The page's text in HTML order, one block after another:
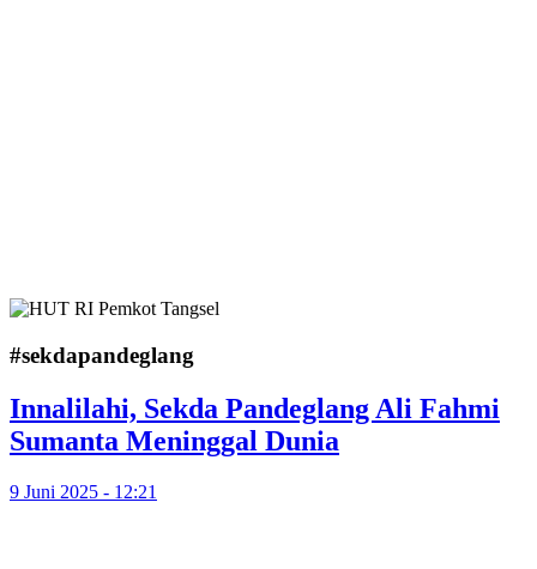
#sekdapandeglang
Innalilahi, Sekda Pandeglang Ali Fahmi
Sumanta Meninggal Dunia
9 Juni 2025 - 12:21